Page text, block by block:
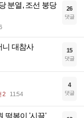
분열, 조선 붕당
26
댓글
니 대참사 15
댓글
2 11:54
4
댓글
떡볶이 '시끌'